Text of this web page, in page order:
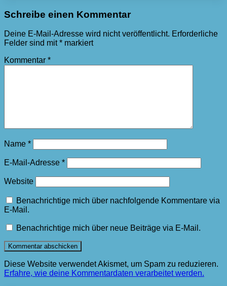
Schreibe einen Kommentar
Deine E-Mail-Adresse wird nicht veröffentlicht. Erforderliche
Felder sind mit* markiert
Kommentar *
Name *
E-Mail-Adresse *
Website
Benachrichtige mich über nachfolgende Kommentare via
E-Mail.
Benachrichtige mich über neue Beiträge via E-Mail.
Diese Website verwendet Akismet, um Spam zu reduzieren.
Erfahre, wie deine Kommentardaten verarbeitet werden.